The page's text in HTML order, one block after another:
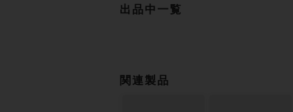
出品中一覧
関連製品